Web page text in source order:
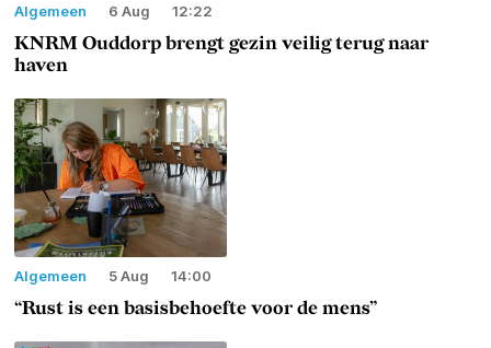
Algemeen 6 Aug 12:22
KNRM Ouddorp brengt gezin veilig terug naar
haven
Algemeen 5 Aug 14:00
“Rust is een basisbehoefte voor de mens”